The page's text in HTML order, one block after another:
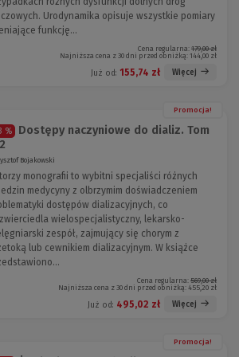
Urodynamika opisuje wszystkie pomiary
funkcję...
Cena regularna: 179,00 zł
Najniższa cena z 30 dni przed obniżką: 144,00 zł
Już od: 155,74 zł Więcej
Promocja!
%
Dostępy naczyniowe do dializ. Tom
Bojakowski
monografii to wybitni specjaliści różnych
medycyny z olbrzymim doświadczeniem
dostępów dializacyjnych, co
wielospecjalistyczny, lekarsko-
zespół, zajmujący się chorym z
lub cewnikiem dializacyjnym. W książce
Cena regularna: 569,00 zł
Najniższa cena z 30 dni przed obniżką: 455,20 zł
Już od: 495,02 zł Więcej
Promocja!